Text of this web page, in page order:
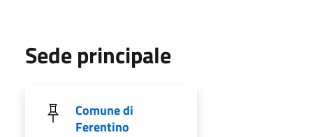
Sede principale
Comune di
Ferentino